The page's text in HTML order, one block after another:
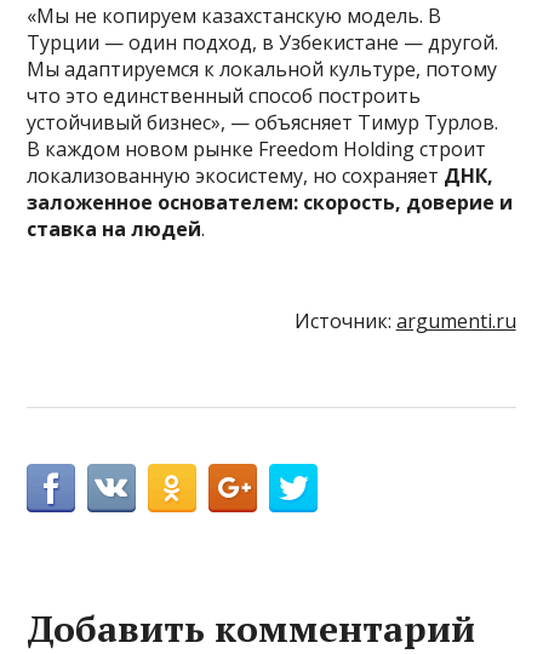
«Мы не копируем казахстанскую модель. В
Турции — один подход, в Узбекистане — другой.
Мы адаптируемся к локальной культуре, потому
что это единственный способ построить
устойчивый бизнес», — объясняет Тимур Турлов.
В каждом новом рынке Freedom Holding строит
локализованную экосистему, но сохраняет ДНК,
заложенное основателем: скорость, доверие и
ставка на людей.
Источник: argumenti.ru
Добавить комментарий